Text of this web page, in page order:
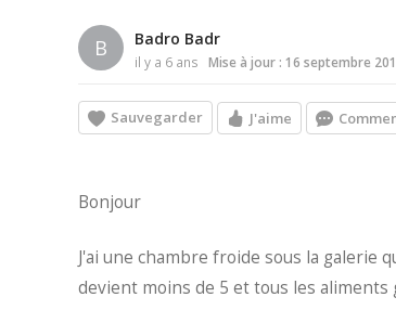
B Badro Badr
il y a 6 ans Mise à jour : 16 septembre
Sauvegarder J'aime
Bonjour
J'ai une chambre froide sous la galerie
devient moins de 5 et tous les aliments